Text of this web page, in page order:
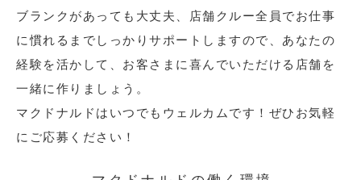
ブランクがあっても大丈夫、店舗クルー全員でお仕事
に慣れるまでしっかりサポートしますので、あなたの
経験を活かして、お客さまに喜んでいただける店舗を
一緒に作りましょう。
マクドナルドはいつでもウェルカムです！ぜひお気軽
にご応募ください！